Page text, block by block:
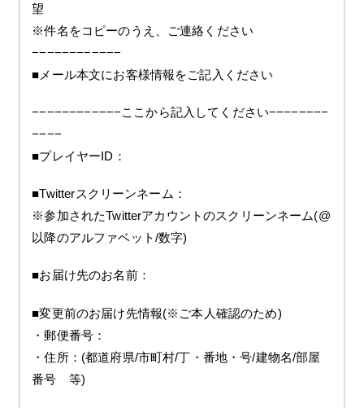
望
※件名をコピーのうえ、ご連絡ください
−−−−−−−−−−−−
■メール本文にお客様情報をご記入ください
−−−−−−−−−−−−ここから記入してください−−−−−−−−
−−−−
■プレイヤーID：
■Twitterスクリーンネーム：
※参加されたTwitterアカウントのスクリーンネーム(@
以降のアルファベット/数字)
■お届け先のお名前：
■変更前のお届け先情報(※ご本人確認のため)
・郵便番号：
・住所：(都道府県/市町村/丁・番地・号/建物名/部屋
番号 等)